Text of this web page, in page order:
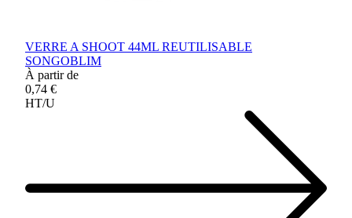
VERRE A SHOOT 44ML REUTILISABLE
SONGOBLIM
À partir de
0,74 €
HT/U